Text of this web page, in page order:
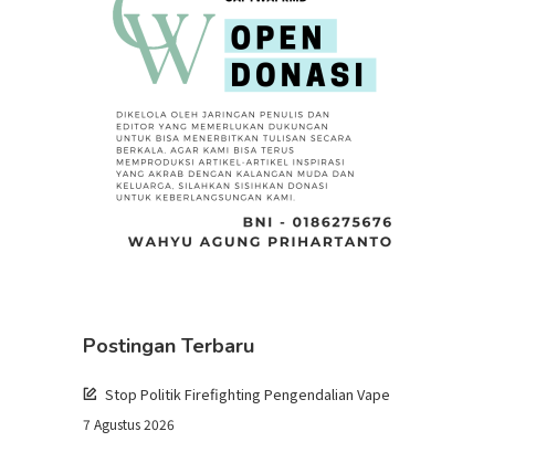
Postingan Terbaru
Stop Politik Firefighting Pengendalian Vape
7 Agustus 2026